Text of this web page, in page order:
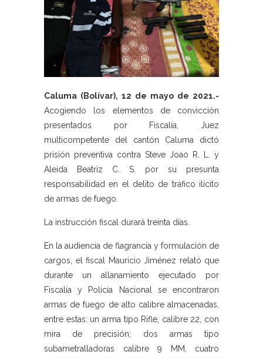
Caluma (Bolívar), 12 de mayo de 2021.-
Acogiendo los elementos de convicción
presentados por Fiscalía, Juez
multicompetente del cantón Caluma dictó
prisión preventiva contra Steve Joao R. L. y
Aleida Beatriz C. S. por su presunta
responsabilidad en el delito de tráfico ilícito
de armas de fuego.
La instrucción fiscal durará treinta días.
En la audiencia de flagrancia y formulación de
cargos, el fiscal Mauricio Jiménez relató que
durante un allanamiento ejecutado por
Fiscalía y Policía Nacional se encontraron
armas de fuego de alto calibre almacenadas,
entre estas: un arma tipo Rifle, calibre 22, con
mira de precisión; dos armas tipo
subametralladoras calibre 9 MM, cuatro